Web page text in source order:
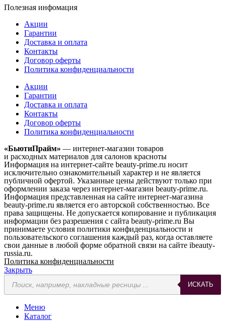
Полезная инфомация
Акции
Гарантии
Доставка и оплата
Контакты
Договор оферты
Политика конфиденциальности
Акции
Гарантии
Доставка и оплата
Контакты
Договор оферты
Политика конфиденциальности
«БьютиПрайм» — интернет-магазин товаров
и расходных материалов для салонов красноты
Информация на интернет-сайте beauty-prime.ru носит
исключительно ознакомительный характер и не является
публичной офертой. Указанные цены действуют только при
оформлении заказа через интернет-магазин beauty-prime.ru.
Информация представленная на сайте интернет-магазина
beauty-prime.ru является его авторской собственностью. Все
права защищены. Не допускается копирование и публикация
информации без разрешения с сайта beauty-prime.ru Вы
принимаете условия политики конфиденциальности и
пользовательского соглашения каждый раз, когда оставляете
свои данные в любой форме обратной связи на сайте ibeauty-
russia.ru.
Политика конфиденциальности
Закрыть
Поиск
товаров
ИСКАТЬ
Меню
Каталог